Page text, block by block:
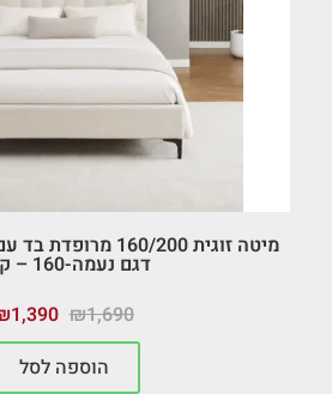
מיטה זוגית 160/
דגם נעמה-160 – קרם
₪1,690
1,390
הוספה לסל